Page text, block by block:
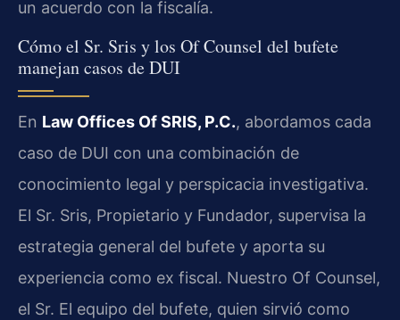
un acuerdo con la fiscalía.
Cómo el Sr. Sris y los Of Counsel del bufete
manejan casos de DUI
En Law Offices Of SRIS, P.C., abordamos cada
caso de DUI con una combinación de
conocimiento legal y perspicacia investigativa.
El Sr. Sris, Propietario y Fundador, supervisa la
estrategia general del bufete y aporta su
experiencia como ex fiscal. Nuestro Of Counsel,
el Sr. El equipo del bufete, quien sirvió como